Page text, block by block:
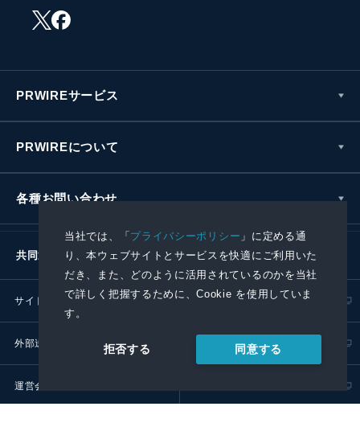
当社では、「プライバシーポリシー 」に定める通
り、本ウェブサイトとサービスを快適にご利用いた
だき、また、どのように活用されているのかを当社
で詳しく把握するために、Cookie を使用していま
す。
拒否する 同意する
PRWIREサービス
PRWIREについて
各種お問い合わせ
共同通信社グループ
サイトポリシー プライバシーポリシー
外部送信ポリシー プレスリリース取扱基準
運営会社